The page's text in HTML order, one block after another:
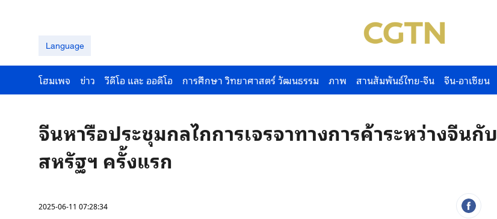
Language
โฮมเพจ ข่าว วีดีโอ และ ออดีโอ การศึกษา วิทยาศาสตร์ วัฒนธรรม ภาพ สานสัมพันธ์ไทย-จีน จีน-อาเซียน
จีนหารือประชุมกลไกการเจรจาทางการค้าระหว่างจีนกับ
สหรัฐฯ ครั้งแรก
2025-06-11 07:28:34